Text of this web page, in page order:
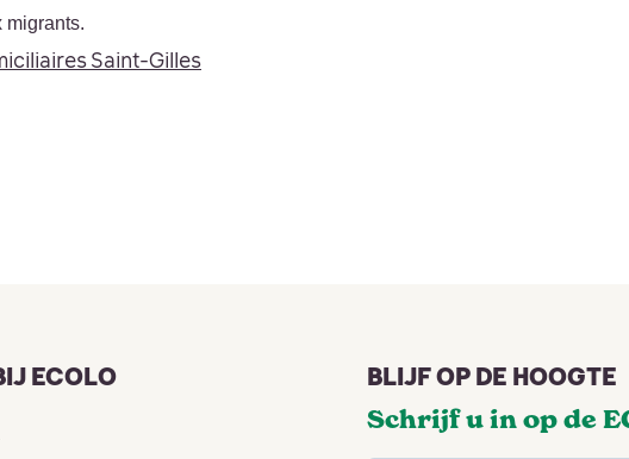
migrants.
Saint-Gilles
ECOLO BLIJF OP DE HOOGTE
Schrijf u in op de